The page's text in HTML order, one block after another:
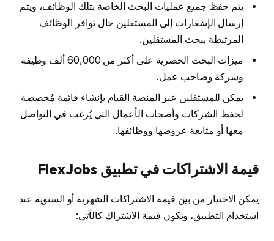
يتم حفظ جميع عمليات البحث الخاصة بتلك الوظائف، ويتم
إرسال الإشعارات إلى المستقلين حال توافر الوظائف
المرتبطة ببحث المستقلين.
ميزات البحث الحصرية على أكثر من 60,000 ألف وظيفة
وشركة وصاحب عمل.
يمكن للمستقلين عبر المنصة القيام بإنشاء قائمة مُخصصة
لحفظ الشركات وأصحاب الأعمال التي يُرغب في التواصل
معها أو متابعة عروضها ووظائفها.
قيمة الاشتراكات في تطبيق FlexJobs
يمكن الاختيار من بين قيمة الاشتراكات الشهرية أو السنوية عند
استخدام التطبيق، وتكون قيمة الاشتراك كالآتي: